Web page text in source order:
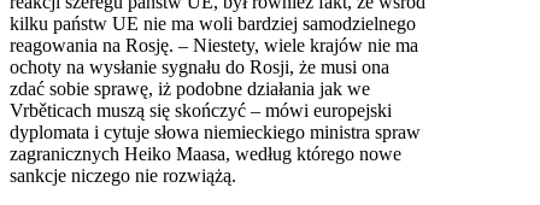
kilku państw UE nie ma woli bardziej samodzielnego
reagowania na Rosję. – Niestety, wiele krajów nie ma
ochoty na wysłanie sygnału do Rosji, że musi ona
zdać sobie sprawę, iż podobne działania jak we
Vrběticach muszą się skończyć – mówi europejski
dyplomata i cytuje słowa niemieckiego ministra spraw
zagranicznych Heiko Maasa, według którego nowe
sankcje niczego nie rozwiążą.